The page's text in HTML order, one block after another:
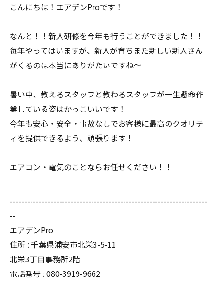
こんにちは！エアデンProです！
なんと！！新人研修を今年も行うことができました！！
毎年やってはいますが、新人が育ちまた新しい新人さん
がくるのは本当にありがたいですね〜
暑い中、教えるスタッフと教わるスタッフが一生懸命作
業している姿はかっこいいです！
今年も安心・安全・事故なしでお客様に最高のクオリテ
ィを提供できるよう、頑張ります！
エアコン・電気のことならお任せください！！
--------------------------------------------------------------------
--
エアデンPro
住所 : 千葉県浦安市北栄3-5-11
北栄3丁目事務所2階
電話番号 : 080-3919-9662